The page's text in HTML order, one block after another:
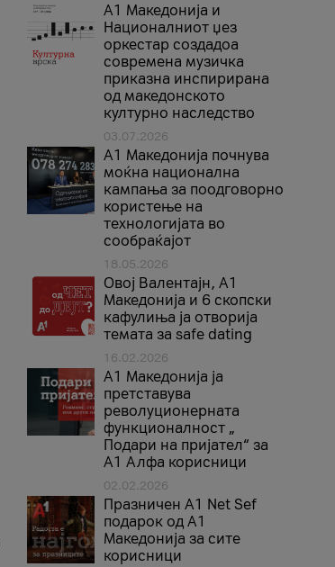
А1 Македонија и
Националниот џез
оркестар создадоа
современа музичка
приказна инспирирана
од македонското
културно наследство
03.07.2026
A1 Македонија почнува
моќна национална
кампања за поодговорно
користење на
технологијата во
сообраќајот
18.05.2026
Овој Валентајн, A1
Македонија и 6 скопски
кафулиња ја отворија
темата за safe dating
16.02.2026
А1 Македонија ја
претставува
револуционерната
функционалност „
Подари на пријател“ за
А1 Алфа корисници
02.02.2026
Празничен A1 Net Sеf
подарок од А1
Македонија за сите
корисници